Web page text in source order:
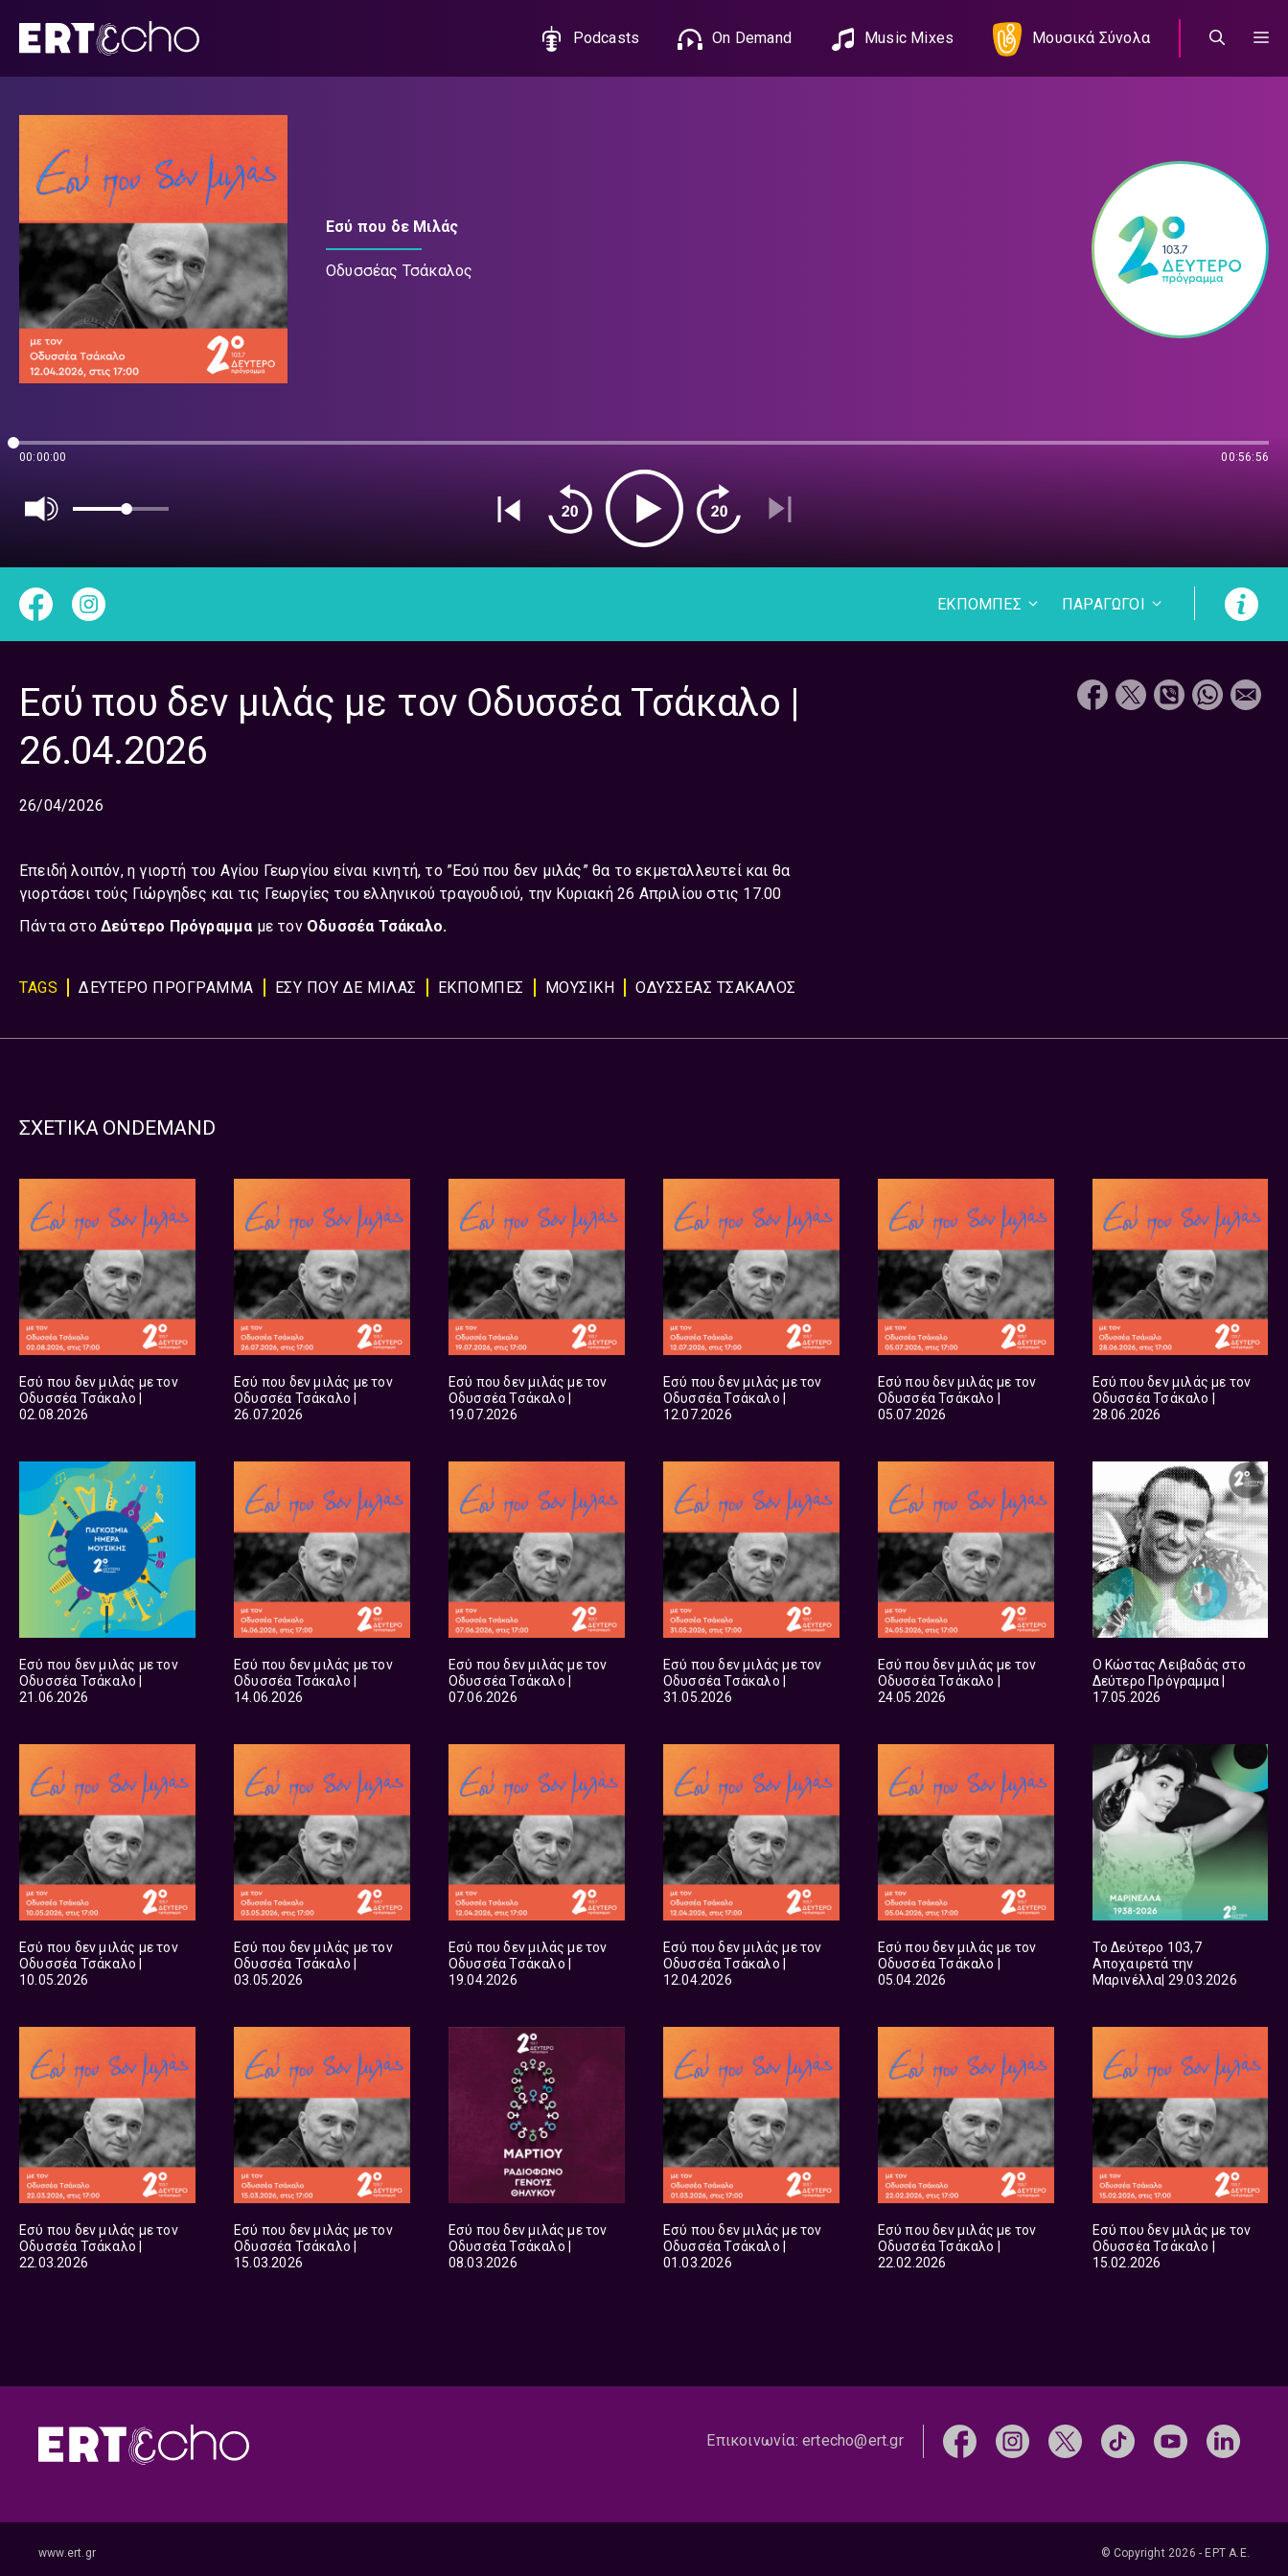
περιεχόμενο
Podcasts On Demand Music Mixes Μουσικά Σύνολα
Εσύ που δε Μιλάς
Οδυσσέας Τσάκαλος
00:00:00 00:56:56
ΕΚΠΟΜΠΕΣ ΠΑΡΑΓΩΓΟΙ
Εσύ που δεν μιλάς με τον Οδυσσέα Τσάκαλο |
26.04.2026
26/04/2026
Επειδή λοιπόν, η γιορτή του Αγίου Γεωργίου είναι κινητή, το ”Εσύ που δεν μιλάς” θα το εκμεταλλευτεί και θα
γιορτάσει τούς Γιώργηδες και τις Γεωργίες του ελληνικού τραγουδιού, την Κυριακή 26 Απριλίου στις 17.00
Πάντα στο Δεύτερο Πρόγραμμα με τον Οδυσσέα Τσάκαλο.
TAGS ΔΕΥΤΕΡΟ ΠΡΟΓΡΑΜΜΑ ΕΣΥ ΠΟΥ ΔΕ ΜΙΛΑΣ ΕΚΠΟΜΠΈΣ ΜΟΥΣΙΚΉ ΟΔΥΣΣΕΑΣ ΤΣΑΚΑΛΟΣ
ΣΧΕΤΙΚΑ ONDEMAND
Εσύ που δεν μιλάς με τον
Οδυσσέα Τσάκαλο |
02.08.2026
Εσύ που δεν μιλάς με τον
Οδυσσέα Τσάκαλο |
26.07.2026
Εσύ που δεν μιλάς με τον
Οδυσσέα Τσάκαλο |
19.07.2026
Εσύ που δεν μιλάς με τον
Οδυσσέα Τσάκαλο |
12.07.2026
Εσύ που δεν μιλάς με τον
Οδυσσέα Τσάκαλο |
05.07.2026
Εσύ που δεν μιλάς με τον
Οδυσσέα Τσάκαλο |
28.06.2026
Εσύ που δεν μιλάς με τον
Οδυσσέα Τσάκαλο |
21.06.2026
Εσύ που δεν μιλάς με τον
Οδυσσέα Τσάκαλο |
14.06.2026
Εσύ που δεν μιλάς με τον
Οδυσσέα Τσάκαλο |
07.06.2026
Εσύ που δεν μιλάς με τον
Οδυσσέα Τσάκαλο |
31.05.2026
Εσύ που δεν μιλάς με τον
Οδυσσέα Τσάκαλο |
24.05.2026
Ο Κώστας Λειβαδάς στο
Δεύτερο Πρόγραμμα |
17.05.2026
Εσύ που δεν μιλάς με τον
Οδυσσέα Τσάκαλο |
10.05.2026
Εσύ που δεν μιλάς με τον
Οδυσσέα Τσάκαλο |
03.05.2026
Εσύ που δεν μιλάς με τον
Οδυσσέα Τσάκαλο |
19.04.2026
Εσύ που δεν μιλάς με τον
Οδυσσέα Τσάκαλο |
12.04.2026
Εσύ που δεν μιλάς με τον
Οδυσσέα Τσάκαλο |
05.04.2026
Το Δεύτερο 103,7
Αποχαιρετά την
Μαρινέλλα| 29.03.2026
Εσύ που δεν μιλάς με τον
Οδυσσέα Τσάκαλο |
22.03.2026
Εσύ που δεν μιλάς με τον
Οδυσσέα Τσάκαλο |
15.03.2026
Εσύ που δεν μιλάς με τον
Οδυσσέα Τσάκαλο |
08.03.2026
Εσύ που δεν μιλάς με τον
Οδυσσέα Τσάκαλο |
01.03.2026
Εσύ που δεν μιλάς με τον
Οδυσσέα Τσάκαλο |
22.02.2026
Εσύ που δεν μιλάς με τον
Οδυσσέα Τσάκαλο |
15.02.2026
Επικοινωνία:ertecho@ert.gr
www.ert.gr © Copyright 2026 - ΕΡΤ Α.Ε.